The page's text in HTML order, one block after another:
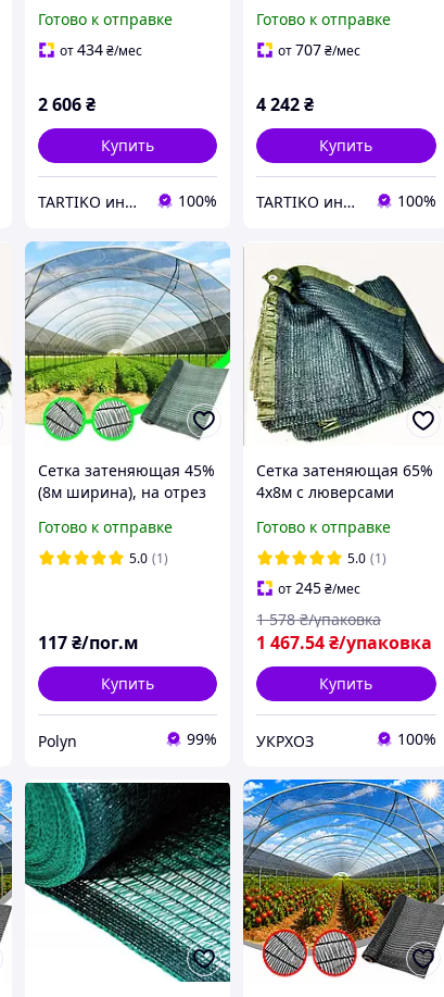
солнца и ветра
Готово к отправке
от434₴/мес
2 606₴
Купить
TARTIKO интернет магазин для дома и дачи 100%
солнца и ветра
Готово к отправке
от707₴/мес
4 242₴
Купить
TARTIKO интернет магазин для дома и дачи 100%
Сетка затеняющая 45%
(8м ширина), на отрез
забора и растений
защита от солнца и
Готово к отправке
5.0 (1)
117₴/пог.м
Купить
Polyn 99%
Сетка затеняющая 65%
4х8м с люверсами
Готово к отправке
5.0 (1)
от245₴/мес
1 467.54₴/упаковка
1 578 ₴/упаковка
Купить
УКРХОЗ 100%